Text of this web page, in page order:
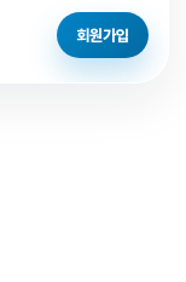
회원가입